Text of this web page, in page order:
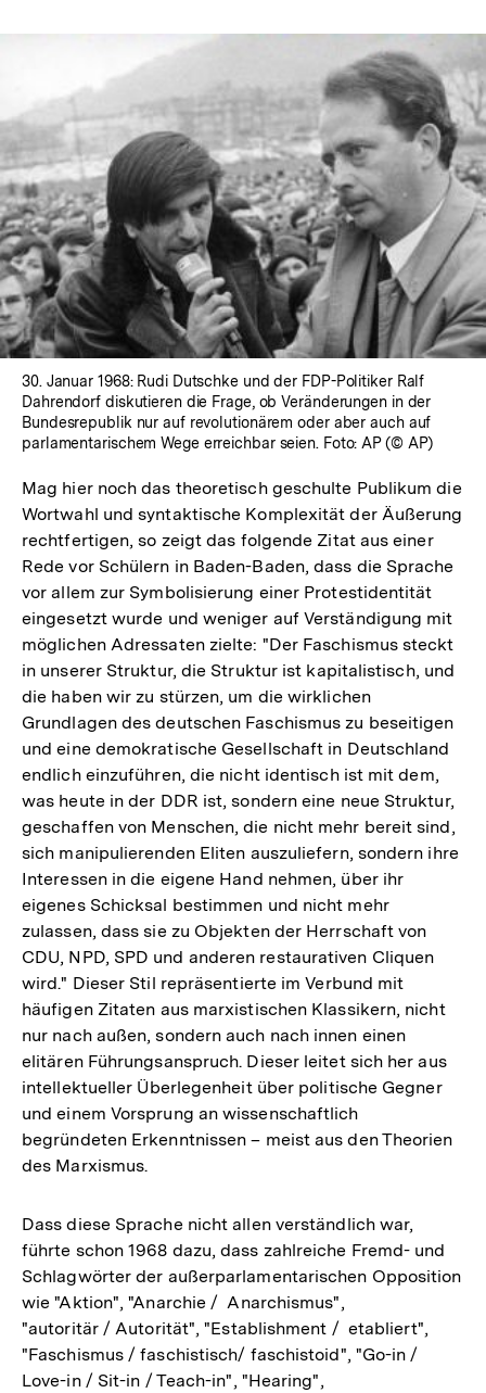
In
Lightbox
öffnen
30. Januar 1968: Rudi Dutschke und der FDP-Politiker Ralf
Dahrendorf diskutieren die Frage, ob Veränderungen in der
Bundesrepublik nur auf revolutionärem oder aber auch auf
parlamentarischem Wege erreichbar seien. Foto: AP (© AP)
Mag hier noch das theoretisch geschulte Publikum die
Wortwahl und syntaktische Komplexität der Äußerung
rechtfertigen, so zeigt das folgende Zitat aus einer
Rede vor Schülern in Baden-Baden, dass die Sprache
vor allem zur Symbolisierung einer Protestidentität
eingesetzt wurde und weniger auf Verständigung mit
möglichen Adressaten zielte: "Der Faschismus steckt
in unserer Struktur, die Struktur ist kapitalistisch, und
die haben wir zu stürzen, um die wirklichen
Grundlagen des deutschen Faschismus zu beseitigen
und eine demokratische Gesellschaft in Deutschland
endlich einzuführen, die nicht identisch ist mit dem,
was heute in der DDR ist, sondern eine neue Struktur,
geschaffen von Menschen, die nicht mehr bereit sind,
sich manipulierenden Eliten auszuliefern, sondern ihre
Interessen in die eigene Hand nehmen, über ihr
eigenes Schicksal bestimmen und nicht mehr
zulassen, dass sie zu Objekten der Herrschaft von
CDU, NPD, SPD und anderen restaurativen Cliquen
wird." Dieser Stil repräsentierte im Verbund mit
häufigen Zitaten aus marxistischen Klassikern, nicht
nur nach außen, sondern auch nach innen einen
elitären Führungsanspruch. Dieser leitet sich her aus
intellektueller Überlegenheit über politische Gegner
und einem Vorsprung an wissenschaftlich
begründeten Erkenntnissen – meist aus den Theorien
des Marxismus.
Dass diese Sprache nicht allen verständlich war,
führte schon 1968 dazu, dass zahlreiche Fremd- und
Schlagwörter der außerparlamentarischen Opposition
wie "Aktion", "Anarchie / Anarchismus",
"autoritär / Autorität", "Establishment / etabliert",
"Faschismus / faschistisch/ faschistoid", "Go-in /
Love-in / Sit-in / Teach-in", "Hearing",